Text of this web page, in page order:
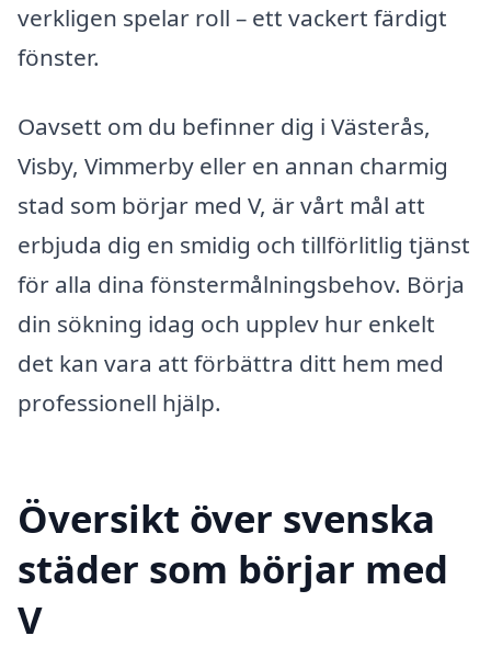
verkligen spelar roll – ett vackert färdigt
fönster.
Oavsett om du befinner dig i Västerås,
Visby, Vimmerby eller en annan charmig
stad som börjar med V, är vårt mål att
erbjuda dig en smidig och tillförlitlig tjänst
för alla dina fönstermålningsbehov. Börja
din sökning idag och upplev hur enkelt
det kan vara att förbättra ditt hem med
professionell hjälp.
Översikt över svenska
städer som börjar med
V